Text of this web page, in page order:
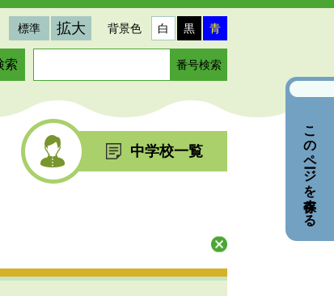
標準 拡大 背景色 白 黒 青
番
号
入
力
中学校一覧 このページを保存する